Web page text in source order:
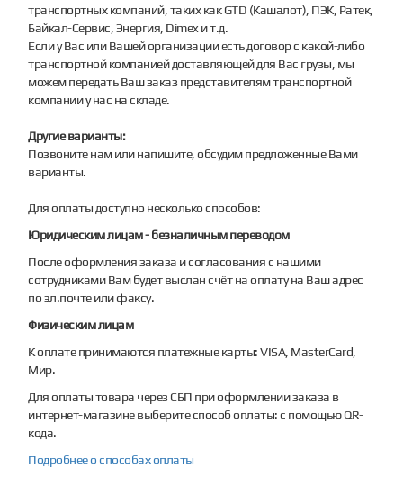
транспортных компаний, таких как GTD (Кашалот), ПЭК, Ратек,
Байкал-Сервис, Энергия, Dimex и т.д.
Если у Вас или Вашей организации есть договор с какой-либо
транспортной компанией доставляющей для Вас грузы, мы
можем передать Ваш заказ представителям транспортной
компании у нас на складе.
Другие варианты:
Позвоните нам или напишите, обсудим предложенные Вами
варианты.
Для оплаты доступно несколько способов:
Юридическим лицам - безналичным переводом
После оформления заказа и согласования с нашими
сотрудниками Вам будет выслан счёт на оплату на Ваш адрес
по эл.почте или факсу.
Физическим лицам
К оплате принимаются платежные карты: VISA, MasterCard,
Мир.
Для оплаты товара через СБП при оформлении заказа в
интернет-магазине выберите способ оплаты: с помощью QR-
кода.
Подробнее о способах оплаты